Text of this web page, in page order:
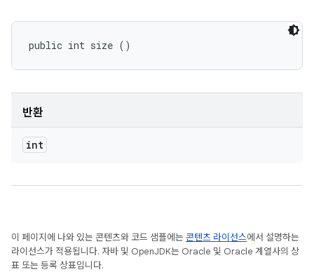
public int size ()
반환
int
이 페이지에 나와 있는 콘텐츠와 코드 샘플에는 콘텐츠 라이선스에서 설명하는
라이선스가 적용됩니다. 자바 및 OpenJDK는 Oracle 및 Oracle 계열사의 상
표 또는 등록 상표입니다.